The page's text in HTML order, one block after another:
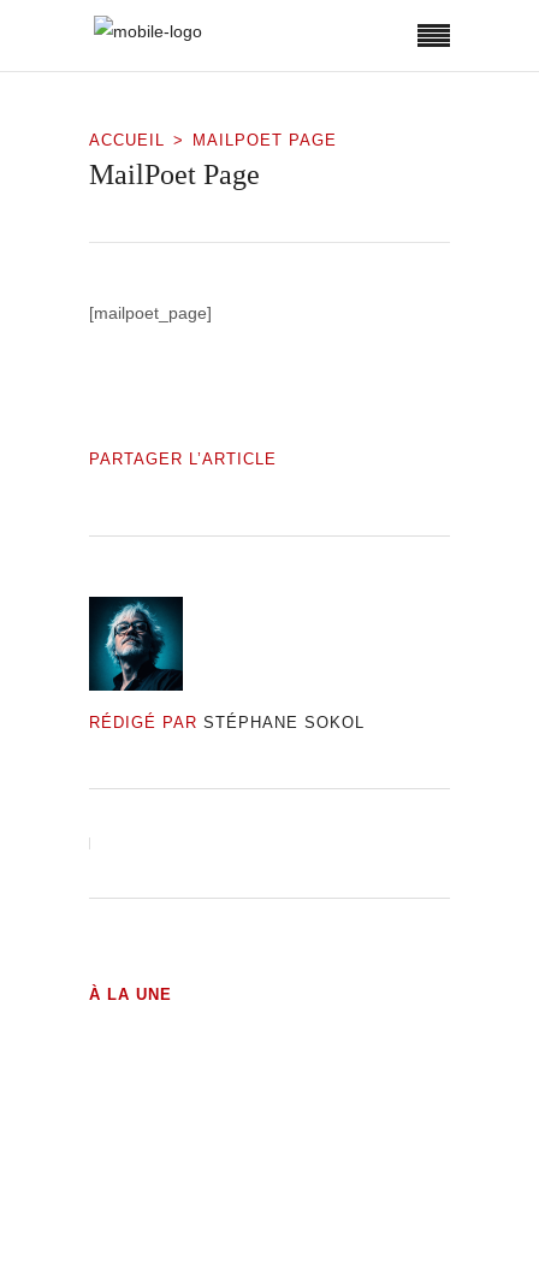
ACCUEIL MAILPOET PAGE
MailPoet Page
[mailpoet_page]
PARTAGER L’ARTICLE
RÉDIGÉ PAR STÉPHANE SOKOL
À LA UNE